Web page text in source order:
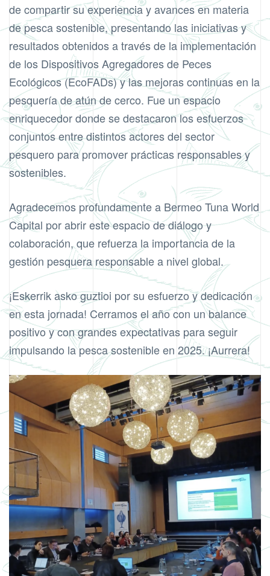
de compartir su experiencia y avances en materia
de pesca sostenible, presentando las iniciativas y
resultados obtenidos a través de la implementación
de los Dispositivos Agregadores de Peces
Ecológicos (EcoFADs) y las mejoras continuas en la
pesquería de atún de cerco. Fue un espacio
enriquecedor donde se destacaron los esfuerzos
conjuntos entre distintos actores del sector
pesquero para promover prácticas responsables y
sostenibles.
Agradecemos profundamente a Bermeo Tuna World
Capital por abrir este espacio de diálogo y
colaboración, que refuerza la importancia de la
gestión pesquera responsable a nivel global.
¡Eskerrik asko guztioi por su esfuerzo y dedicación
en esta jornada! Cerramos el año con un balance
positivo y con grandes expectativas para seguir
impulsando la pesca sostenible en 2025. ¡Aurrera!